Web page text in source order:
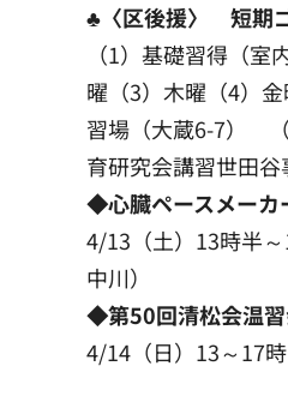
♣〈区後援〉 短期
（1）基礎習得（
曜（3）木曜（4）
習場（大蔵6-7）
育研究会講習世田谷
◆心臓ペースメーカ
4/13（土）13時半
中川）
◆第50回清松会温習
4/14（日）13～17